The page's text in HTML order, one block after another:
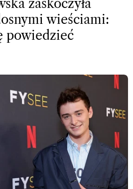
zaskoczyła
wieściami:
powiedzieć